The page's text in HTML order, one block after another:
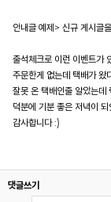
안내글 예제> 신규 게시글
출석체크로 이런 이벤트가
주문한게 없는데 택배가 왔
잘못 온 택배인줄 알았는데
덕분에 기분 좋은 저녁이
감사합니다 :)
댓글쓰기